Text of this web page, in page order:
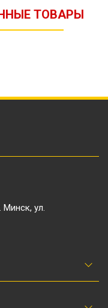
ТОВАРЫ
Минск, ул.